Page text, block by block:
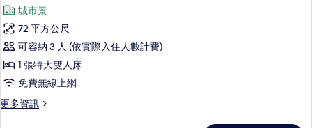
情
行
政
套
房
的
所
城市景
72 平方公尺
可容納 3 人 (依實際入住人數計費)
1 張特大雙人床
免費無線上網
更多資訊
更